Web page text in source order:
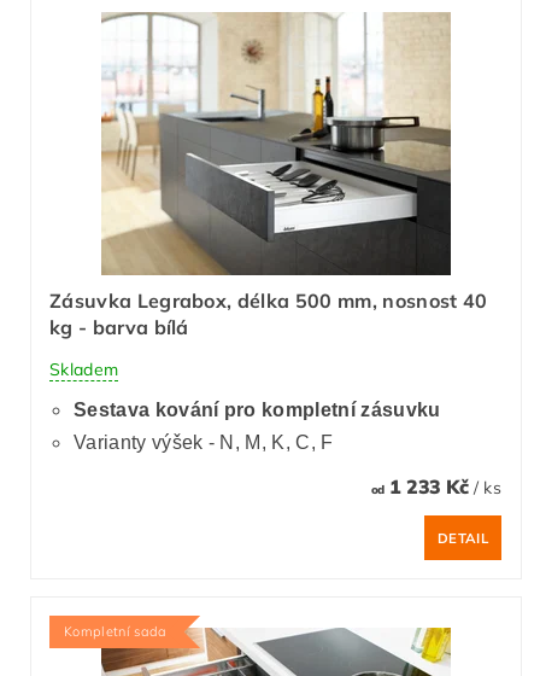
Zásuvka Legrabox, délka 500 mm, nosnost 40
kg - barva bílá
Skladem
Sestava kování pro kompletní zásuvku
Varianty výšek - N, M, K, C, F
od1 233 Kč / ks
DETAIL
Kompletní sada